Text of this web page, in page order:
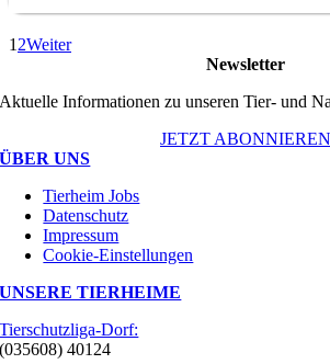
1 2Weiter
Newsletter
Aktuelle Informationen zu unseren Tier- und
JETZT ABONNIEREN
ÜBER UNS
Tierheim Jobs
Datenschutz
Impressum
Cookie-Einstellungen
UNSERE TIERHEIME
Tierschutzliga-Dorf:
(035608) 40124